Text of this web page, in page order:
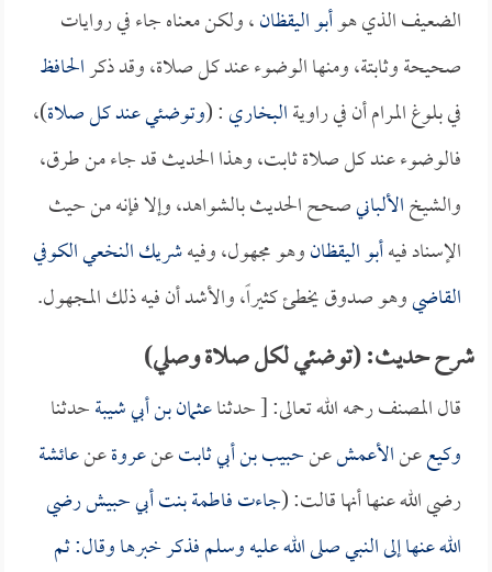
الضعيف الذي هوأبو اليقظان، ولكن معناه جاء في روايات
صحيحة وثابتة، ومنها الوضوء عند كل صلاة، وقد ذكرالحافظ
في بلوغ المرام أن في راويةالبخاري: (وتوضئي عند كل صلاة)،
فالوضوء عند كل صلاة ثابت، وهذا الحديث قد جاء من طرق،
والشيخالألبانيصحح الحديث بالشواهد، وإلا فإنه من حيث
الإسناد فيهأبو اليقظانوهو مجهول، وفيهشريك النخعي الكوفي
القاضيوهو صدوق يخطئ كثيراً، والأشد أن فيه ذلك المجهول.
شرح حديث: (توضئي لكل صلاة وصلي)
قال المصنف رحمه الله تعالى: [ حدثناعثمان بن أبي شيبةحدثنا
وكيععنالأعمشعنحبيب بن أبي ثابتعنعروةعنعائشة
رضي الله عنها أنها قالت: (جاءتفاطمة بنت أبي حبيشرضي
الله عنها إلى النبي صلى الله عليه وسلم فذكر خبرها وقال: ثم